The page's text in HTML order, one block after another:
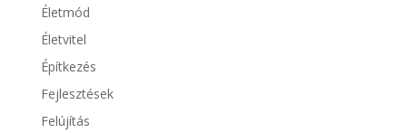
Életmód
Életvitel
Építkezés
Fejlesztések
Felújítás